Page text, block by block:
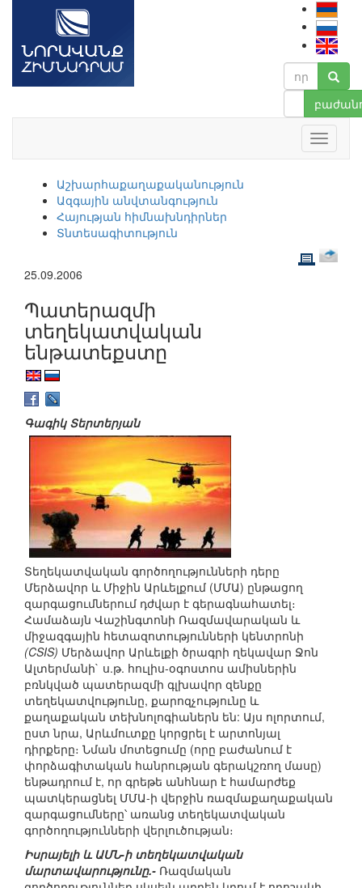
Աշխարհաքաղաքականություն
Ազգային անվտանգություն
Հայության հիմնախնդիրներ
Տնտեսագիտություն
25.09.2006
Պատերազմի
տեղեկատվական
ենթատեքստը
Գագիկ Տերտերյան
Տեղեկատվական գործողությունների դերը
Մերձավոր և Միջին Արևելքում (ՄՄԱ) ընթացող
զարգացումներում դժվար է գերագնահատել։
Համաձայն Վաշինգտոնի Ռազմավարական և
միջազգային հետազոտությունների կենտրոնի
(CSIS) Մերձավոր Արևելքի ծրագրի ղեկավար Ջոն
Ալտերմանի` ս.թ. հուլիս-օգոստոս ամիսներին
բռնկված պատերազմի գլխավոր զենքը
տեղեկատվությունը, քարոզչությունը և
քաղաքական տեխնոլոգիաներն են: Այս ոլորտում,
ըստ նրա, Արևմուտքը կորցրել է արտոնյալ
դիրքերը։ Նման մոտեցումը (որը բաժանում է
փորձագիտական հանրության գերակշռող մասը)
ենթադրում է, որ գրեթե անհնար է համարժեք
պատկերացնել ՄՄԱ-ի վերջին ռազմաքաղաքական
զարգացումները՝ առանց տեղեկատվական
գործողությունների վերլուծության։
Իսրայելի և ԱՄՆ-ի տեղեկատվական
մարտավարությունը.- Ռազմական